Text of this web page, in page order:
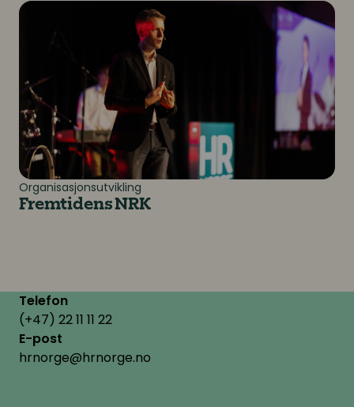
Organisasjonsutvikling
Fremtidens NRK
Fremtidens NRK
Telefon
(+47) 22 11 11 22
E-post
hrnorge@hrnorge.no